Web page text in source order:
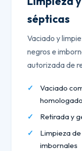
sépticas
Vaciado y
negros e
autorizada de
Vaciado
homologado
Retirada y
Limpieza
imbornales